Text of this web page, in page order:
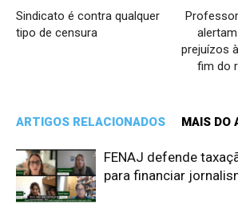
Sindicato é contra qualquer
tipo de censura
prejuízos
fim do
ARTIGOS RELACIONADOS MAIS DO
FENAJ defende
para financiar